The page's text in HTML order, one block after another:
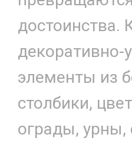
достоинства.
декоративно-
элементы из
столбики,
ограды, урны,